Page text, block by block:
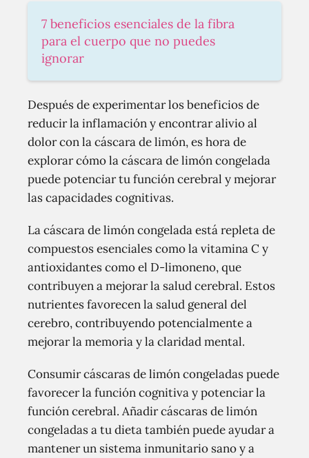
7 beneficios esenciales de la fibra
para el cuerpo que no puedes
ignorar
Después de experimentar los beneficios de
reducir la inflamación y encontrar alivio al
dolor con la cáscara de limón, es hora de
explorar cómo la cáscara de limón congelada
puede potenciar tu función cerebral y mejorar
las capacidades cognitivas.
La cáscara de limón congelada está repleta de
compuestos esenciales como la vitamina C y
antioxidantes como el D-limoneno, que
contribuyen a mejorar la salud cerebral. Estos
nutrientes favorecen la salud general del
cerebro, contribuyendo potencialmente a
mejorar la memoria y la claridad mental.
Consumir cáscaras de limón congeladas puede
favorecer la función cognitiva y potenciar la
función cerebral. Añadir cáscaras de limón
congeladas a tu dieta también puede ayudar a
mantener un sistema inmunitario sano y a